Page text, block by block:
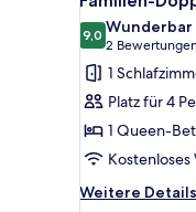
Fotos
für
Familien-
anzeigen
9,09,0 von 10
Wunderbar
2
(2
1
Platz für 4
1 Queen-
Kostenloses
Weitere Details
Weitere